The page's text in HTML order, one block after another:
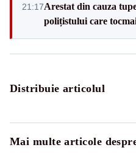
21:17Arestat din cauza
polițistului care
Distribuie articolul
Mai multe articole